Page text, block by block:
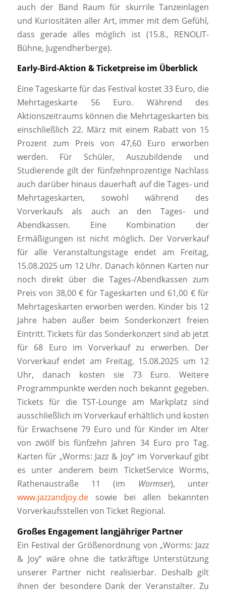
auch der Band Raum für skurrile Tanzeinlagen
und Kuriositäten aller Art, immer mit dem Gefühl,
dass gerade alles möglich ist (15.8., RENOLIT-
Bühne, Jugendherberge).
Early-Bird-Aktion & Ticketpreise im Überblick
Eine Tageskarte für das Festival kostet 33 Euro, die
Mehrtageskarte 56 Euro. Während des
Aktionszeitraums können die Mehrtageskarten bis
einschließlich 22. März mit einem Rabatt von 15
Prozent zum Preis von 47,60 Euro erworben
werden. Für Schüler, Auszubildende und
Studierende gilt der fünfzehnprozentige Nachlass
auch darüber hinaus dauerhaft auf die Tages- und
Mehrtageskarten, sowohl während des
Vorverkaufs als auch an den Tages- und
Abendkassen. Eine Kombination der
Ermäßigungen ist nicht möglich. Der Vorverkauf
für alle Veranstaltungstage endet am Freitag,
15.08.2025 um 12 Uhr. Danach können Karten nur
noch direkt über die Tages-/Abendkassen zum
Preis von 38,00 € für Tageskarten und 61,00 € für
Mehrtageskarten erworben werden. Kinder bis 12
Jahre haben außer beim Sonderkonzert freien
Eintritt. Tickets für das Sonderkonzert sind ab jetzt
für 68 Euro im Vorverkauf zu erwerben. Der
Vorverkauf endet am Freitag, 15.08.2025 um 12
Uhr, danach kosten sie 73 Euro. Weitere
Programmpunkte werden noch bekannt gegeben.
Tickets für die TST-Lounge am Markplatz sind
ausschließlich im Vorverkauf erhältlich und kosten
für Erwachsene 79 Euro und für Kinder im Alter
von zwölf bis fünfzehn Jahren 34 Euro pro Tag.
Karten für „Worms: Jazz & Joy“ im Vorverkauf gibt
es unter anderem beim TicketService Worms,
Rathenaustraße 11 (im Wormser), unter
www.jazzandjoy.desowie bei allen bekannten
Vorverkaufsstellen von Ticket Regional.
Großes Engagement langjähriger Partner
Ein Festival der Größenordnung von „Worms: Jazz
& Joy“ wäre ohne die tatkräftige Unterstützung
unserer Partner nicht realisierbar. Deshalb gilt
ihnen der besondere Dank der Veranstalter. Zu